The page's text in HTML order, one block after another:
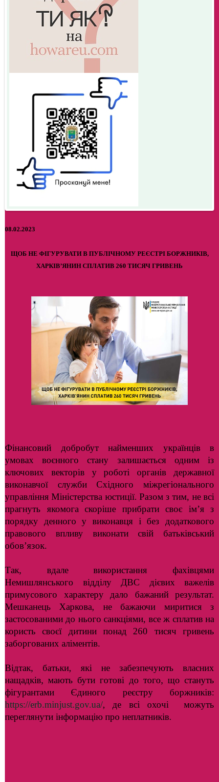
08.02.2023
ЩОБ НЕ ФІГУРУВАТИ В ПУБЛІЧНОМУ РЕЄСТРІ БОРЖНИКІВ,
ХАРКІВ’ЯНИН СПЛАТИВ 260 ТИСЯЧ ГРИВЕНЬ
Фінансовий добробут найменших українців в
умовах воєнного стану залишається одним із
ключових векторів у роботі органів державної
виконавчої служби Східного міжрегіонального
управління Міністерства юстиції. Разом з тим, не всі
прагнуть якомога скоріше прибрати своє ім’я з
порядку денного у виконавця і без додаткового
правового впливу виконати свій батьківський
обов’язок.
Так, вдале використання фахівцями
Немишлянського відділу ДВС дієвих важелів
примусового характеру дало бажаний результат.
Мешканець Харкова, не бажаючи миритися з
застосованими до нього санкціями, все ж сплатив на
користь своєї дитини понад 260 тисяч гривень
заборгованих аліментів.
Відтак, батьки, які не забезпечують власних
нащадків, мають бути готові до того, що стануть
фігурантами Єдиного реєстру боржників:
https://erb.minjust.gov.ua/, де всі охочі можуть
переглянути інформацію про неплатників.